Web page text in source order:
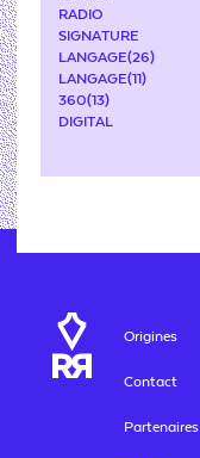
RADIO
SIGNATURE
LANGAGE(26)
LANGAGE(11)
360(13)
DIGITAL
Origines
Contact
Partenaires